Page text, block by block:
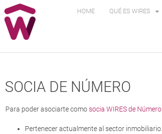
HOME QUÉ ES WIRES
SOCIA DE NÚMERO
Para poder asociarte comosocia WIRES de Número
Pertenecer actualmente al sector inmobiliario.